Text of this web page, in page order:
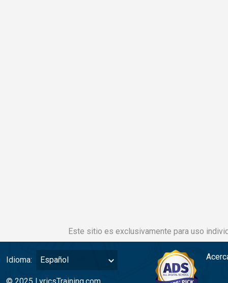
Este sitio es exclusivamente para uso
Idioma: Español